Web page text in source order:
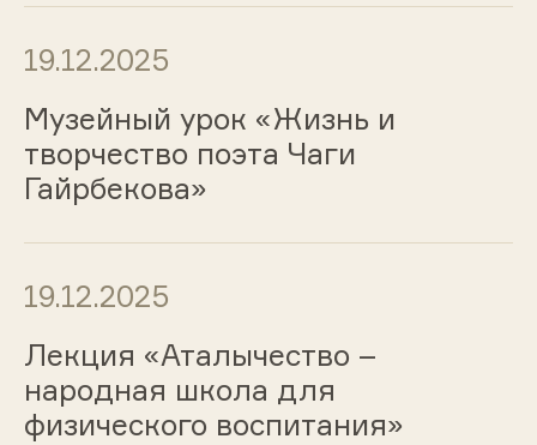
19.12.2025
Музейный урок «Жизнь и
творчество поэта Чаги
Гайрбекова»
19.12.2025
Лекция «Аталычество –
народная школа для
физического воспитания»